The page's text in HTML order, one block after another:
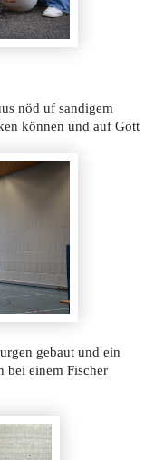
nöd uf sandigem
können und auf Gott
gebaut und ein
bei einem Fischer